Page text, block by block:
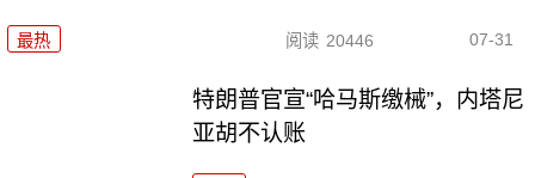
最热 阅读 20446 07-31
特朗普官宣“哈马斯缴械”，内塔尼
亚胡不认账